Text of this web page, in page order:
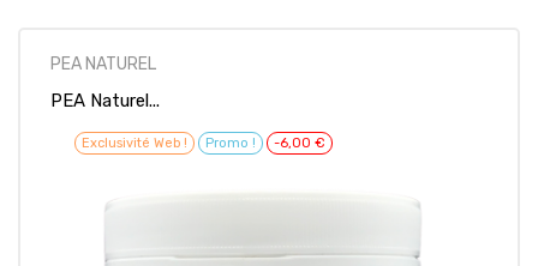
PEA NATUREL
PEA Naturel...
Exclusivité Web ! Promo ! -6,00 €